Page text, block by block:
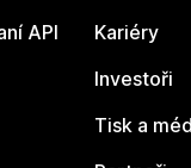
API
Kariéry
Investoři
Tisk a